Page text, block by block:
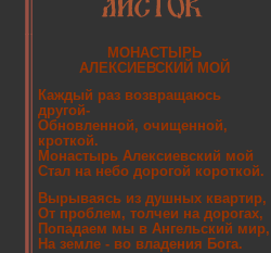
МОНАСТЫРЬ
АЛЕКСИЕВСКИЙ МОЙ
Каждый раз возвращаюсь
другой-
Обновленной, очищенной,
кроткой.
Монастырь Алексиевский мой
Стал на небо дорогой короткой.
Вырываясь из душных квартир,
От проблем, толчеи на дорогах,
Попадаем мы в Ангельский мир,
На земле - во владения Бога.